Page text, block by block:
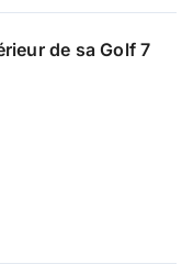
de sa Golf 7